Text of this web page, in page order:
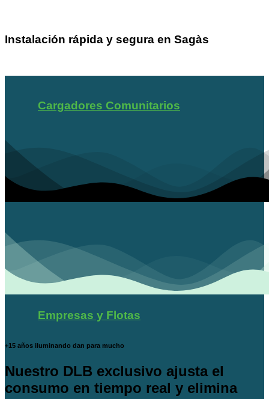
Cargadores Comunitarios
Empresas y Flotas
Instalación rápida y segura en Sagàs
+15 años iluminando dan para mucho
Nuestro DLB exclusivo ajusta el
consumo en tiempo real y elimina